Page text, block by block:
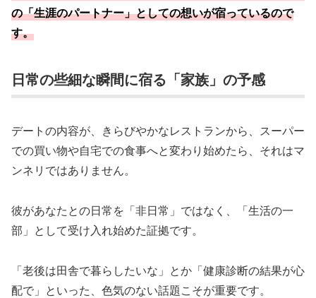
の「生涯のパートナー」としての想いが宿っているので
す。
日常の些細な瞬間に宿る「家族」の予感
デートの内容が、きらびやかなレストランから、スーパー
での買い物や自宅での食事へと変わり始めたら、それはマ
ンネリではありません。
彼があなたとの日常を「非日常」ではなく、「生活の一
部」として受け入れ始めた証拠です。
「老後は田舎で暮らしたいな」とか「健康診断の結果が心
配で」といった、色気のない話題こそが重要です。